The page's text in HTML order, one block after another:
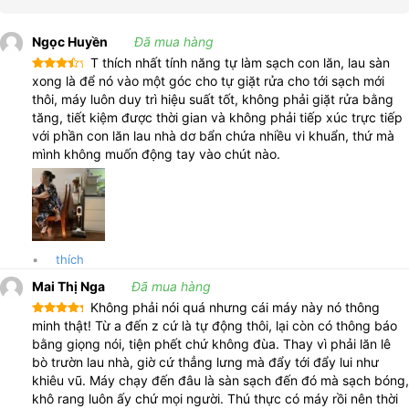
Tính năng giọng nói tiếng Việt của máy hút bụi GT810 thực sự là
một sự lựa chọn vô cùng cải tiến. Ở tính năng này, người dùng có
thể kiểm soát được quá trình hoạt động và sử dụng máy một
cách dễ dàng, không lo bỏ sót bất kỳ thông báo nào từ máy,
chẳng hạn như thông báo bình chứa đã đến thời điểm cần được
cấp đầy nước.
Máy hút bụi GT810 là sản phẩm được thiết kế đơn giản và dễ sử
dụng, với chức năng giọng nói tiếng việt đi kèm, bạn có thể linh
hoạt điều chỉnh chế độ hoạt động của máy một cách dễ dàng và
chính xác. Đây thực sự là một dòng máy hút bụi lau sàn đặc biệt
phù hợp với người lớn tuổi, các cô chú giúp việc, chị em nội trợ,
kể cả các quý ông cũng có thể linh hoạt chủ động giúp vợ, mẹ
của mình quét lau nhà cửa, trẻ em trên 6 tuổi có thể tự chủ giúp
bố mẹ trong việc lau chùi, quét dọn các phòng trong nhà.
Ứng dụng và lợi ích của Máy hút bụi Airdog GT810
Máy hút bụi đa năng tự động và có thể sạc GT810 là một sản
Ngọc Huyền Đã mua hàng
Được
xếp
hạng
4
5 sao
T thích nhất tính năng tự làm sạch con lăn, lau sàn
xong là để nó vào một góc cho tự giặt rửa cho tới sạch mới
thôi, máy luôn duy trì hiệu suất tốt, không phải giặt rửa bằng
tăng, tiết kiệm được thời gian và không phải tiếp xúc trực tiếp
với phần con lăn lau nhà dơ bẩn chứa nhiều vi khuẩn, thứ mà
mình không muốn động tay vào chút nào.
• thích
Mai Thị Nga Đã mua hàng
Được xếp
hạng 5 5
sao
Không phải nói quá nhưng cái máy này nó thông
minh thật! Từ a đến z cứ là tự động thôi, lại còn có thông báo
bằng giọng nói, tiện phết chứ không đùa. Thay vì phải lăn lê
bò trườn lau nhà, giờ cứ thẳng lưng mà đẩy tới đẩy lui như
khiêu vũ. Máy chạy đến đâu là sàn sạch đến đó mà sạch bóng,
khô rang luôn ấy chứ mọi người. Thú thực có máy rồi nên thời